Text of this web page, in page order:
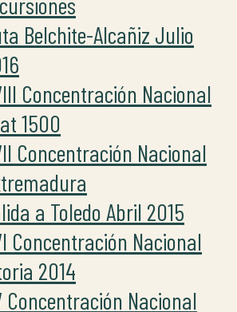
Belchite-Alcañiz Julio
Concentración Nacional
1500
Concentración Nacional
a Toledo Abril 2015
Concentración Nacional
2014
Concentración Nacional